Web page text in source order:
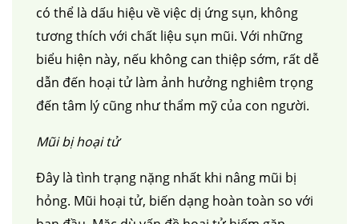
có thể là dấu hiệu về việc dị ứng sụn, không
tương thích với chất liệu sụn mũi. Với những
biểu hiện này, nếu không can thiệp sớm, rất dễ
dẫn đến hoại tử làm ảnh hưởng nghiêm trọng
đến tâm lý cũng như thẩm mỹ của con người.
Mũi bị hoại tử
Đây là tình trạng nặng nhất khi nâng mũi bị
hỏng. Mũi hoại tử, biến dạng hoàn toàn so với